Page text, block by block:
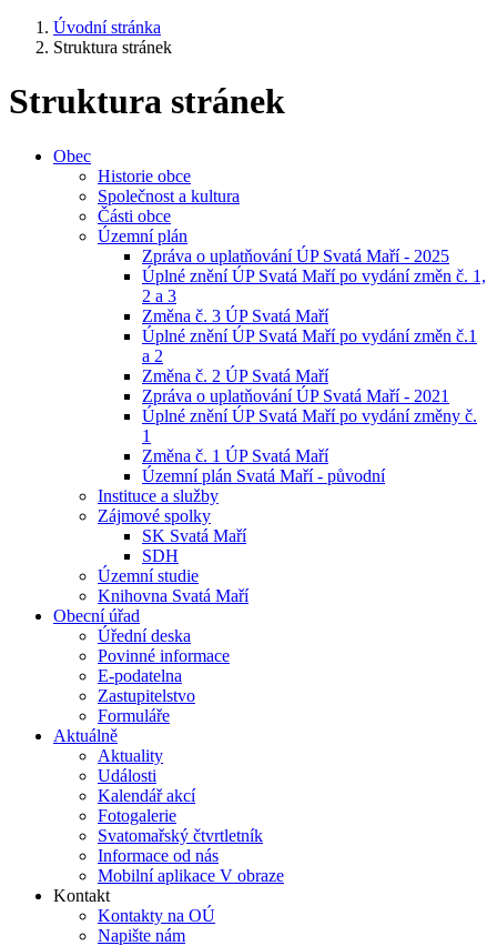
Úvodní stránka
Struktura stránek
Struktura stránek
Obec
Historie obce
Společnost a kultura
Části obce
Územní plán
Zpráva o uplatňování ÚP Svatá Maří - 2025
Úplné znění ÚP Svatá Maří po vydání změn č. 1,
2 a 3
Změna č. 3 ÚP Svatá Maří
Úplné znění ÚP Svatá Maří po vydání změn č.1
a 2
Změna č. 2 ÚP Svatá Maří
Zpráva o uplatňování ÚP Svatá Maří - 2021
Úplné znění ÚP Svatá Maří po vydání změny č.
1
Změna č. 1 ÚP Svatá Maří
Územní plán Svatá Maří - původní
Instituce a služby
Zájmové spolky
SK Svatá Maří
SDH
Územní studie
Knihovna Svatá Maří
Obecní úřad
Úřední deska
Povinné informace
E-podatelna
Zastupitelstvo
Formuláře
Aktuálně
Aktuality
Události
Kalendář akcí
Fotogalerie
Svatomařský čtvrtletník
Informace od nás
Mobilní aplikace V obraze
Kontakt
Kontakty na OÚ
Napište nám